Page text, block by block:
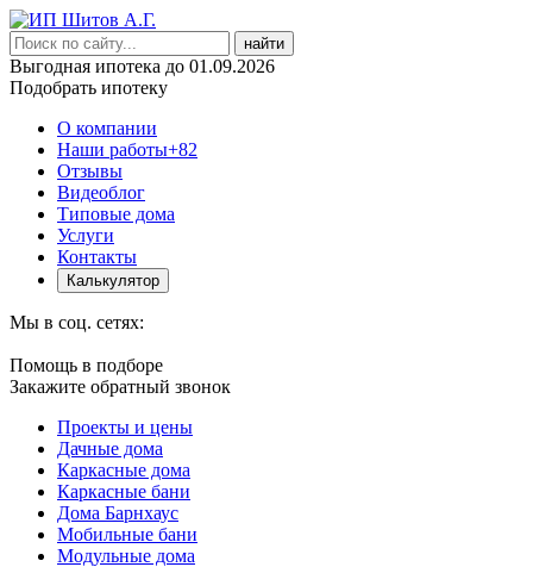
найти
Выгодная ипотека до 01.09.2026
Подобрать ипотеку
О компании
Наши работы+82
Отзывы
Видеоблог
Типовые дома
Услуги
Контакты
Калькулятор
Мы в соц. сетях:
Помощь в подборе
Закажите обратный звонок
Проекты и цены
Дачные дома
Каркасные дома
Каркасные бани
Дома Барнхаус
Мобильные бани
Модульные дома